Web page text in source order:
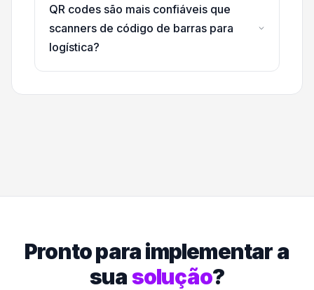
QR codes são mais confiáveis que
scanners de código de barras para
logística?
Pronto para implementar a
suasolução?